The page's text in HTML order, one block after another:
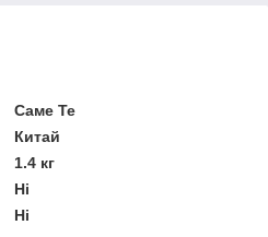
Саме Те
Китай
1.4 кг
Ні
Ні